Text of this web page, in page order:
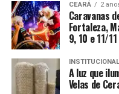
CEARÁ 2
Caravanas
Fortaleza,
9, 10 e 11/11
INSTITUCIONAL
A luz que
Velas de